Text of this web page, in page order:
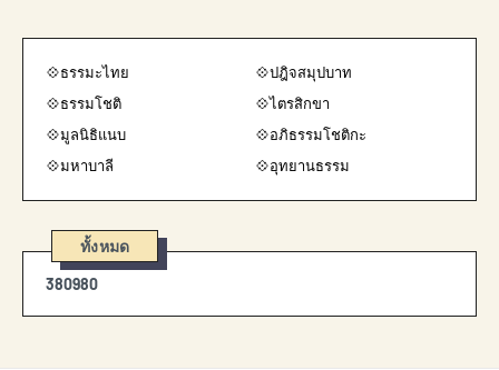
💠ธรรมะไทย
💠ปฎิจสมุปบาท
💠ธรรมโชติ
💠ไตรสิกขา
💠มูลนิธิแนบ
💠อภิธรรมโชติกะ
💠มหาบาลี
💠อุทยานธรรม
ทั้งหมด
380980